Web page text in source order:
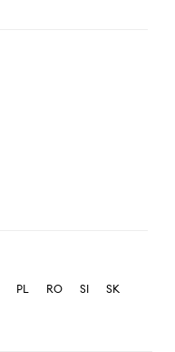
PL RO SI
SK